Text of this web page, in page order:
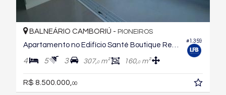
#1.359
BALNEÁRIO CAMBORIÚ - PIONEIROS
Apartamento no Edifício Santé Boutique Residence
4 5 3 307,0m² 160,0m²
R$ 8.500.000, 00